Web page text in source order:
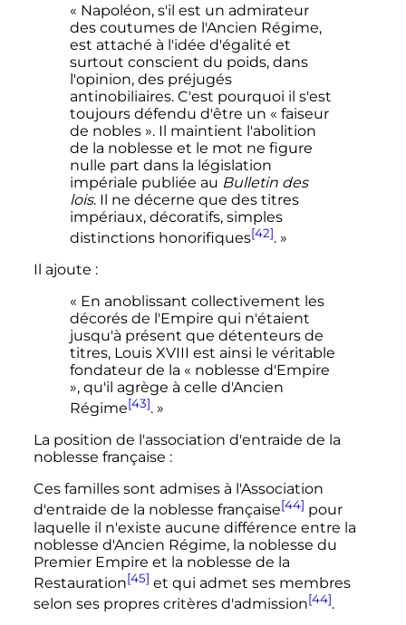
« Napoléon, s'il est un admirateur
des coutumes de l'Ancien Régime,
est attaché à l'idée d'égalité et
surtout conscient du poids, dans
l'opinion, des préjugés
antinobiliaires. C'est pourquoi il s'est
toujours défendu d'être un « faiseur
de nobles ». Il maintient l'abolition
de la noblesse et le mot ne figure
nulle part dans la législation
impériale publiée au Bulletin des
lois. Il ne décerne que des titres
impériaux, décoratifs, simples
distinctions honorifiques[42]. »
Il ajoute :
« En anoblissant collectivement les
décorés de l'Empire qui n'étaient
jusqu'à présent que détenteurs de
titres, Louis XVIII est ainsi le véritable
fondateur de la « noblesse d'Empire
», qu'il agrège à celle d'Ancien
Régime[43]. »
La position de l'association d'entraide de la
noblesse française :
Ces familles sont admises à l'Association
d'entraide de la noblesse française[44] pour
laquelle il n'existe aucune différence entre la
noblesse d'Ancien Régime, la noblesse du
Premier Empire et la noblesse de la
Restauration[45] et qui admet ses membres
selon ses propres critères d'admission[44].